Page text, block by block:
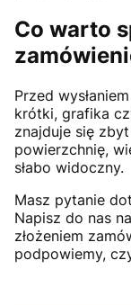
Co warto
Przed
krótki, grafika
znajduje się
powierzchnię,
słabo widoczny.
Masz pytanie
Napisz do nas
złożeniem
podpowiemy,